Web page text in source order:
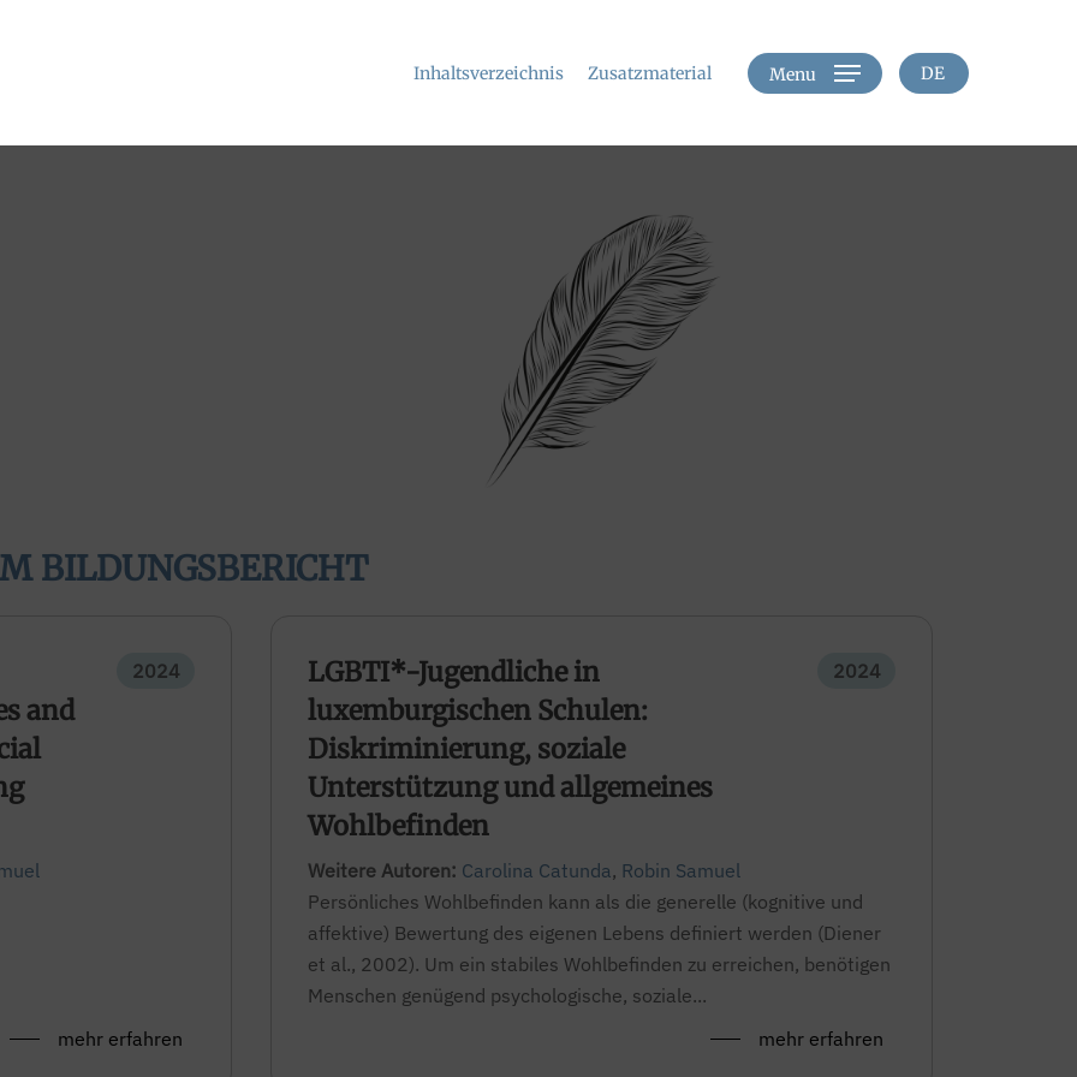
Inhaltsverzeichnis Zusatzmaterial Menu DE
BILDUNGSBERICHT
and
2024
mehr erfahren
LGBTI*-Jugendliche in
luxemburgischen Schulen:
Diskriminierung, soziale
Unterstützung und allgemeines
Wohlbefinden
2024
Weitere Autoren: Carolina Catunda, Robin Samuel
Persönliches Wohlbefinden kann als die generelle (kognitive und
affektive) Bewertung des eigenen Lebens definiert werden (Diener
et al., 2002). Um ein stabiles Wohlbefinden zu erreichen, benötigen
Menschen genügend psychologische, soziale...
mehr erfahren